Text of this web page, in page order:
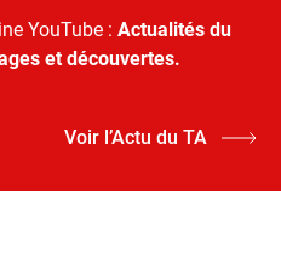
YouTube : Actualités du
et découvertes.
Voir l’Actu du TA